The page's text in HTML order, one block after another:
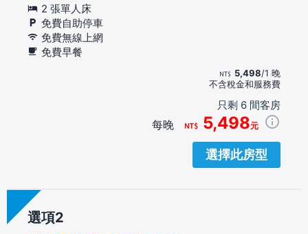
2 張單人床
免費自助停車
免費無線上網
免費早餐
5,498/1 晚
不含稅金和服務費
只剩 6 間客房
每晚 5,498元
選擇此房型
選項